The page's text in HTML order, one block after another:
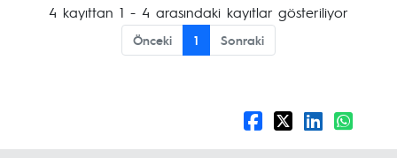
4 kayıttan 1 - 4 arasındaki kayıtlar gösteriliyor
Önceki 1 Sonraki